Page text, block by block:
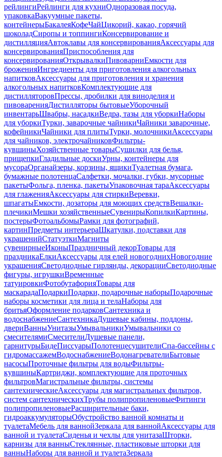
рейлингиРейлинги для кухниОдноразовая посуда,
упаковкаВакуумные пакеты,
контейнерыБакалеяКофеЧайЦикорий, какао, горячий
шоколадСиропы и топпингиКонсервирование и
дистилляцияАвтоклавы для консервированияАксессуары для
консервированияПриспособления для
консервированияОткрывалкиПивоварниЕмкости для
броженияИнгредиенты для приготовления алкогольных
напитковАксессуары для приготовления и хранения
алкогольных напитковКомплектующие для
дистилляторовПрессы, дробилки для виноделия и
пивоваренияДистилляторы бытовыеУборочный
инвентарьШвабры, насадкиВедра, тазы для уборкиНаборы
для уборкиТурки, заварочные чайникиЧайники заварочные,
кофейникиЧайники для плитыТурки, молочникиАксессуары
для чайников, электрочайниковФильтры-
кувшиныХозяйственные товарыСушилки для белья,
прищепкиГладильные доскиУрны, контейнеры для
мусораОрганайзеры, корзины, ящикиТуалетная бумага,
бумажные полотенцаСалфетки, мочалки, губки, мусорные
пакетыФольга, пленка, пакетыУпаковочная тараАксессуары
для глаженияАксессуары для стиркиВеревки,
шпагатыЕмкости, дозаторы для моющих средствВешалки-
плечикиМешки хозяйственныеСувенирыКопилкиКартины,
постерыФотоальбомыРамки для фотографий,
картинПредметы интерьераШкатулки, подставки для
украшенийСтатуэткиМагниты
сувенирныеИконыПраздничный декорТовары для
праздникаЕлкиАксессуары для елей новогоднихНовогодние
украшенияСветодиодные гирлянды, декорацииСветодиодные
фигуры, игрушкиВременные
татуировкиФотобутафорияТовары для
маскарадаПодаркиПодарки, подарочные наборыПодарочные
наборы косметики для лица и телаНаборы для
бритьяОформление подарковСантехника и
водоснабжениеСантехникаДушевые кабины, поддоны,
двериВанныУнитазыУмывальникиУмывальники со
смесителямиСмесителиДушевые панели,
гарнитурыБидеПиссуарыПолотенцесушителиСпа-бассейны с
гидромассажемВодоснабжениеВодонагревателиБытовые
насосыПроточные фильтры для водыФильтры-
кувшиныКартриджи, комплектующие для проточных
фильтровМагистральные фильтры, системы
сантехническиеАксессуары для магистральных фильтров,
систем сантехническихТрубы полипропиленовыеФитинги
полипропиленовыеРасширительные баки,
гидроаккумуляторыОбустройство ванной комнаты и
туалетаМебель для ваннойЗеркала для ваннойАксессуары для
ванной и туалетаСиденья и чехлы для унитазаШторки,
карнизы для ванныСтеклянные, пластиковые шторки для
ванныНаборы для ванной и туалетаЗеркала